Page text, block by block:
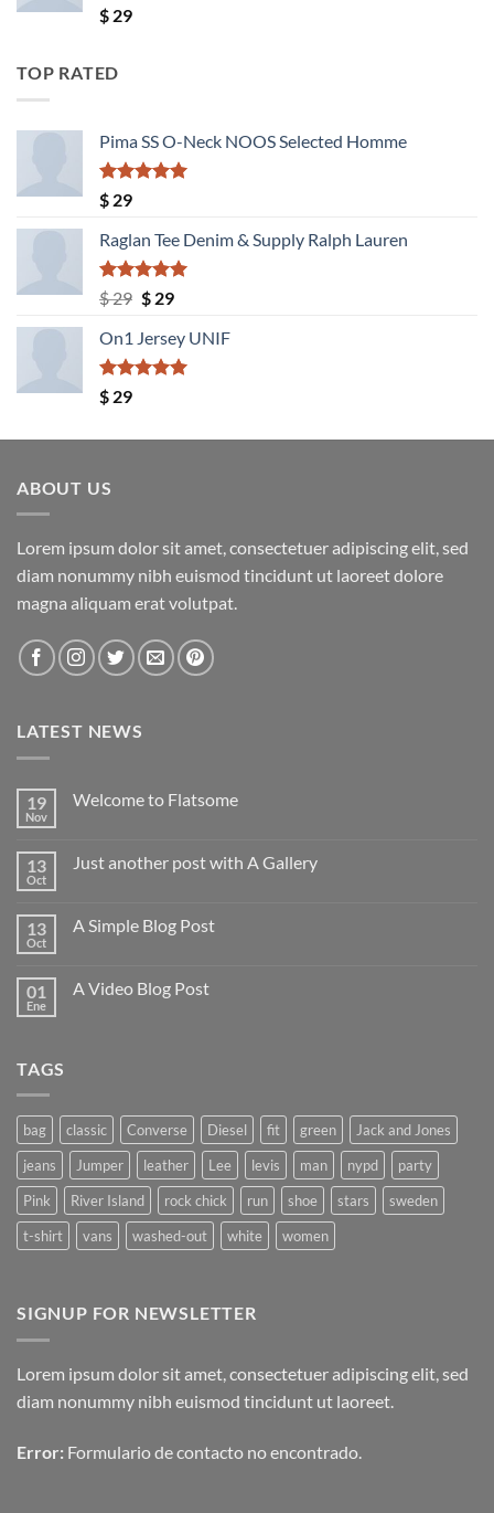
Valorado
con
$ 29
TOP RATED
Pima SS O-Neck NOOS Selected Homme
Valorado
con
de 5
$ 29
Raglan Tee Denim & Supply Ralph Lauren
Valorado
con
5.00
de 5
$29 El
original
era:
$29El
actual
es:
On1 Jersey UNIF
Valorado
con
$ 29
ABOUT US
Lorem ipsum dolor sit amet, consectetuer adipiscing elit, sed
diam nonummy nibh euismod tincidunt ut laoreet dolore
magna aliquam erat volutpat.
LATEST NEWS
19
Nov
Welcome to Flatsome
en
13
Oct
Just another post with A Gallery
en
with
A
13
Oct
A Simple Blog Post
en
01
Ene
A Video Blog Post
TAGS
bag classic Converse Diesel fit green
Jack and Jones
jeans
Jumper leather Lee levis man nypd
party
Pink
River Island rock chick run shoe stars
sweden
t-shirt
vans washed-out white women
SIGNUP FOR NEWSLETTER
Lorem ipsum dolor sit amet, consectetuer adipiscing elit, sed
diam nonummy nibh euismod tincidunt ut laoreet.
Error: Formulario de contacto no encontrado.